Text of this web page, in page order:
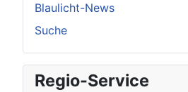
Blaulicht-News
Suche
Regio-Service